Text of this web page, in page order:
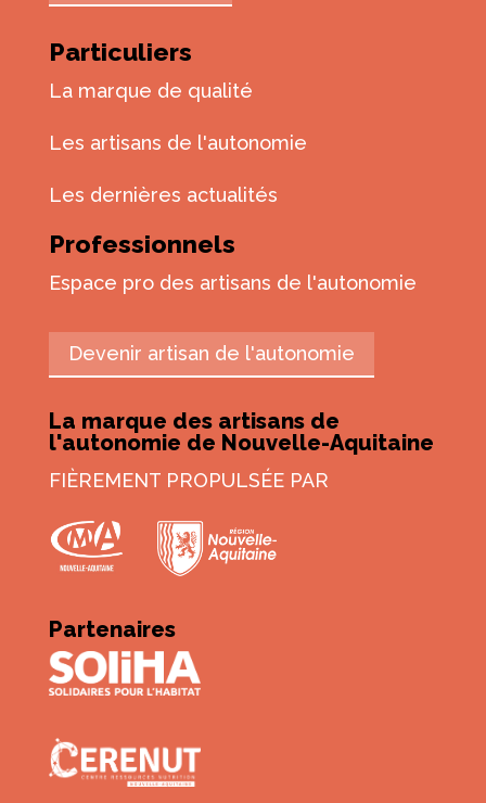
Particuliers
La marque de qualité
Les artisans de l'autonomie
Les dernières actualités
Professionnels
Espace pro des artisans de l'autonomie
Devenir artisan de l'autonomie
La marque des artisans de
l'autonomie de Nouvelle-Aquitaine
FIÈREMENT PROPULSÉE PAR
Partenaires